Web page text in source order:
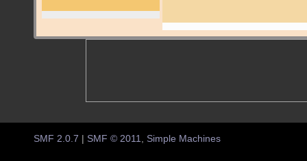
SMF 2.0.7 SMF © 2011, Simple Machines